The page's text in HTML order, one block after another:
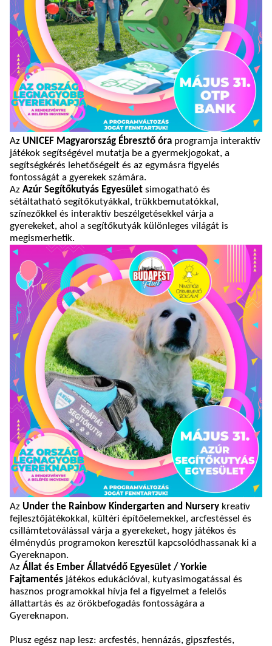
Az UNICEF Magyarország Ébresztő óra programja interaktív
játékok segítségével mutatja be a gyermekjogokat, a
segítségkérés lehetőségeit és az egymásra figyelés
fontosságát a gyerekek számára.
Az Azúr Segítőkutyás Egyesület simogatható és
sétáltatható segítőkutyákkal, trükkbemutatókkal,
színezőkkel és interaktív beszélgetésekkel várja a
gyerekeket, ahol a segítőkutyák különleges világát is
megismerhetik.
Az Under the Rainbow Kindergarten and Nursery kreatív
fejlesztőjátékokkal, kültéri építőelemekkel, arcfestéssel és
csillámtetoválással várja a gyerekeket, hogy játékos és
élménydús programokon keresztül kapcsolódhassanak ki a
Gyereknapon.
Az Állat és Ember Állatvédő Egyesület / Yorkie
Fajtamentés játékos edukációval, kutyasimogatással és
hasznos programokkal hívja fel a figyelmet a felelős
állattartás és az örökbefogadás fontosságára a
Gyereknapon.
Plusz egész nap lesz: arcfestés, hennázás, gipszfestés,